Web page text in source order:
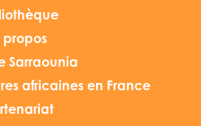
propos
Sarraounia
africaines en France